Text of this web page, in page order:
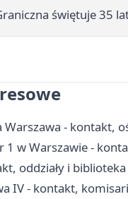
świętuje 35
Warszawa - kontakt,
1 w Warszawie -
oddziały i biblioteka
IV - kontakt,